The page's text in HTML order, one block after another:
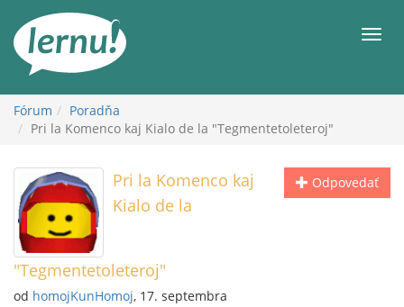
obsah
Fórum
Poradňa
Pri la Komenco kaj Kialo de la "Tegmentetoleteroj"
Odpovedať
Pri la Komenco kaj
Kialo de la
"Tegmentetoleteroj"
od homojKunHomoj, 17. septembra